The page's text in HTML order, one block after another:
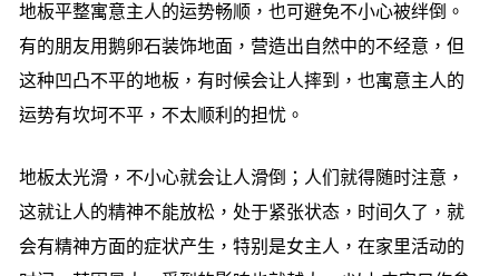
地板平整寓意主人的运势畅顺，也可避免不小心被绊倒。
有的朋友用鹅卵石装饰地面，营造出自然中的不经意，但
这种凹凸不平的地板，有时候会让人摔到，也寓意主人的
运势有坎坷不平，不太顺利的担忧。
地板太光滑，不小心就会让人滑倒；人们就得随时注意，
这就让人的精神不能放松，处于紧张状态，时间久了，就
会有精神方面的症状产生，特别是女主人，在家里活动的